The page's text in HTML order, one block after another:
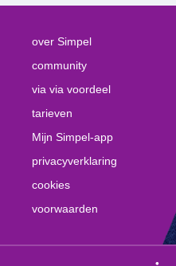
over Simpel
community
via via voordeel
tarieven
Mijn Simpel-app
privacyverklaring
cookies
voorwaarden